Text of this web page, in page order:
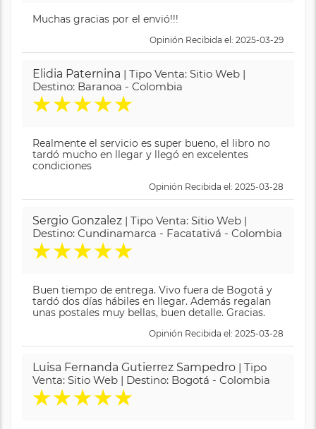
Muchas gracias por el envió!!!
Opinión Recibida el: 2025-03-29
Elidia Paternina | Tipo Venta: Sitio Web |
Destino: Baranoa - Colombia
★★★★★
Realmente el servicio es super bueno, el libro no
tardó mucho en llegar y llegó en excelentes
condiciones
Opinión Recibida el: 2025-03-28
Sergio Gonzalez | Tipo Venta: Sitio Web |
Destino: Cundinamarca - Facatativá - Colombia
★★★★★
Buen tiempo de entrega. Vivo fuera de Bogotá y
tardó dos días hábiles en llegar. Además regalan
unas postales muy bellas, buen detalle. Gracias.
Opinión Recibida el: 2025-03-28
Luisa Fernanda Gutierrez Sampedro | Tipo
Venta: Sitio Web | Destino: Bogotá - Colombia
★★★★★